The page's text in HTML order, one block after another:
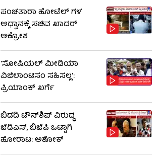
ಪಂಚತಾರಾ ಹೋಟೆಲ್ ಗಳ
ಅಧ್ವಾನಕ್ಕೆ ಸಚಿವ ಖಾದರ್
ಆಕ್ರೋಶ
'ಸೋಷಿಯಲ್ ಮೀಡಿಯಾ
ವಿಜಿಲಾಂಟಿಸಂ ಸಹಿಸಲ್ಲ':
ಪ್ರಿಯಾಂಕ್ ಖರ್ಗೆ
ಬಿಡದಿ ಟೌನ್​ಶಿಪ್ ವಿರುದ್ಧ
ಜೆಡಿಎಸ್, ಬಿಜೆಪಿ ಒಟ್ಟಾಗಿ
ಹೋರಾಟ: ಅಶೋಕ್